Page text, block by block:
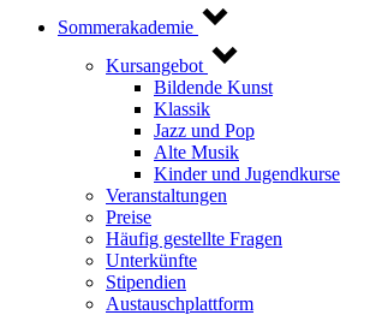
Sommerakademie
Kursangebot
Bildende Kunst
Klassik
Jazz und Pop
Alte Musik
Kinder und Jugendkurse
Veranstaltungen
Preise
Häufig gestellte Fragen
Unterkünfte
Stipendien
Austauschplattform